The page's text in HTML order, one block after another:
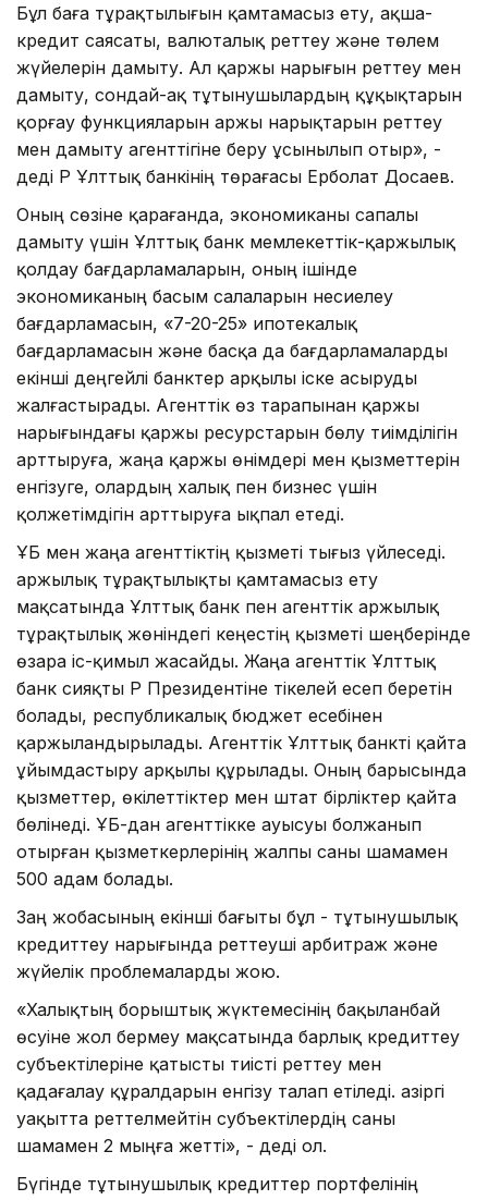
Бұл баға тұрақтылығын қамтамасыз ету, ақша-
кредит саясаты, валюталық реттеу және төлем
жүйелерін дамыту. Ал қаржы нарығын реттеу мен
дамыту, сондай-ақ тұтынушылардың құқықтарын
қорғау функцияларын Қаржы нарықтарын реттеу
мен дамыту агенттігіне беру ұсынылып отыр», -
деді ҚР Ұлттық банкінің төрағасы Ерболат Досаев.
Оның сөзіне қарағанда, экономиканы сапалы
дамыту үшін Ұлттық банк мемлекеттік-қаржылық
қолдау бағдарламаларын, оның ішінде
экономиканың басым салаларын несиелеу
бағдарламасын, «7-20-25» ипотекалық
бағдарламасын және басқа да бағдарламаларды
екінші деңгейлі банктер арқылы іске асыруды
жалғастырады. Агенттік өз тарапынан қаржы
нарығындағы қаржы ресурстарын бөлу тиімділігін
арттыруға, жаңа қаржы өнімдері мен қызметтерін
енгізуге, олардың халық пен бизнес үшін
қолжетімдігін арттыруға ықпал етеді.
ҰБ мен жаңа агенттіктің қызметі тығыз үйлеседі.
Қаржылық тұрақтылықты қамтамасыз ету
мақсатында Ұлттық банк пен агенттік Қаржылық
тұрақтылық жөніндегі кеңестің қызметі шеңберінде
өзара іс-қимыл жасайды. Жаңа агенттік Ұлттық
банк сияқты ҚР Президентіне тікелей есеп беретін
болады, республикалық бюджет есебінен
қаржыландырылады. Агенттік Ұлттық банкті қайта
ұйымдастыру арқылы құрылады. Оның барысында
қызметтер, өкілеттіктер мен штат бірліктер қайта
бөлінеді. ҰБ-дан агенттікке ауысуы болжанып
отырған қызметкерлерінің жалпы саны шамамен
500 адам болады.
Заң жобасының екінші бағыты бұл - тұтынушылық
кредиттеу нарығында реттеуші арбитраж және
жүйелік проблемаларды жою.
«Халықтың борыштық жүктемесінің бақыланбай
өсуіне жол бермеу мақсатында барлық кредиттеу
субъектілеріне қатысты тиісті реттеу мен
қадағалау құралдарын енгізу талап етіледі. Қазіргі
уақытта реттелмейтін субъектілердің саны
шамамен 2 мыңға жетті», - деді ол.
Бүгінде тұтынушылық кредиттер портфелінің